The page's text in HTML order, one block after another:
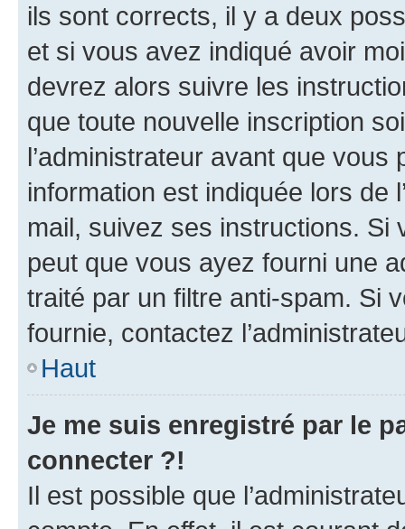
ils sont corrects, il y a deux
et si vous avez indiqué avoir
devrez alors suivre les
que toute nouvelle inscription
l’administrateur avant que
information est indiquée lors de
mail, suivez ses instructions. Si
peut que vous ayez fourni une
traité par un filtre anti-spam. Si
fournie, contactez
Haut
Je me suis enregistré par le
connecter ?!
Il est possible que